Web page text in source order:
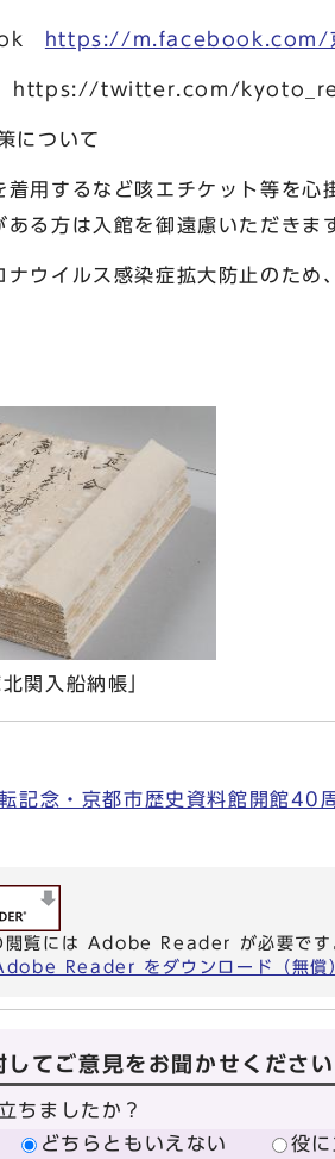
https://m.facebook.com/
twitter.com/
ついて
るなど咳エチケット等を心掛
ある方は入館を御遠慮いただきま
ルス感染症拡大防止のため、
関入船納帳」
記念・京都市歴史資料館開館
閲覧には Adobe Reader が必要です
Reader をダウンロード（無償
してご意見をお聞かせください
ちましたか？
どちらともいえない 役